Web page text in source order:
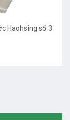
Haohsing số 3